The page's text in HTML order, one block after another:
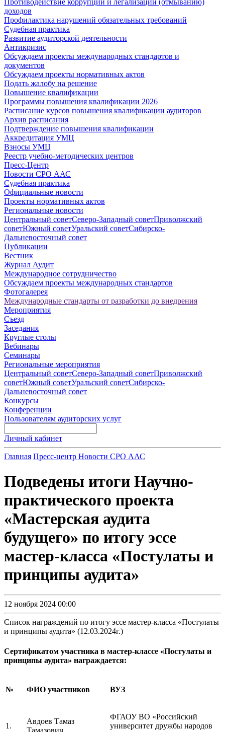
Противодействие коррупции и легализации (отмыванию)
доходов
Профилактика нарушений обязательных требований
Судебная практика
Развитие аудиторской деятельности
Антикризис
Обсуждаем проекты международных стандартов и
документов
Обсуждаем проекты нормативных актов
Подать жалобу на решение
Повышение квалификации
Программы повышения квалификации 2026
Расписание курсов повышения квалификации аудиторов
Архив расписания
Подтверждение повышения квалификации
Аккредитация УМЦ
Взносы УМЦ
Реестр учебно-методических центров
Пресс-Центр
Новости СРО ААС
Судебная практика
Официальные новости
Проекты нормативных актов
Региональные новости
Центральный советСеверо-Западный советПриволжский
советЮжный советУральский советСибирско-
Дальневосточный совет
Публикации
Вестник
Журнал Аудит
Международное сотрудничество
Обсуждаем проекты международных стандартов
Фотогалерея
Международные стандарты от разработки до внедрения
Мероприятия
Съезд
Заседания
Круглые столы
Вебинары
Семинары
Региональные мероприятия
Центральный советСеверо-Западный советПриволжский
советЮжный советУральский советСибирско-
Дальневосточный совет
Конкурсы
Конференции
Пользователям аудиторских услуг
Личный кабинет
Главная Пресс-центр Новости СРО ААС
Подведены итоги Научно-
практического проекта
«Мастерская аудита
будущего» по итогу эссе
мастер-класса «Постулаты и
принципы аудита»
12 ноября 2024 00:00
Список награждений по итогу эссе мастер-класса «Постулаты
и принципы аудита» (12.03.2024г.)
Сертификатом участника в мастер-классе «Постулаты и
принципы аудита» награждается:
№ ФИО участников ВУЗ
1.
Авдоев Тамаз
Тамазович
ФГАОУ ВО «Российский
университет дружбы народов